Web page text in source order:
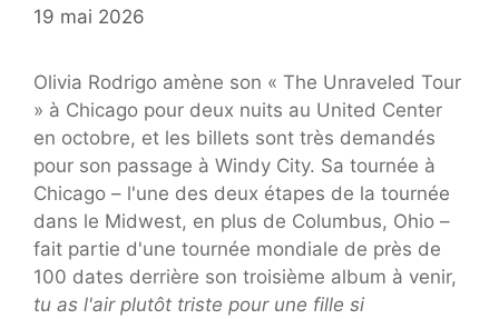
19 mai 2026
Olivia Rodrigo amène son « The Unraveled Tour
» à Chicago pour deux nuits au United Center
en octobre, et les billets sont très demandés
pour son passage à Windy City. Sa tournée à
Chicago – l'une des deux étapes de la tournée
dans le Midwest, en plus de Columbus, Ohio –
fait partie d'une tournée mondiale de près de
100 dates derrière son troisième album à venir,
tu as l'air plutôt triste pour une fille si